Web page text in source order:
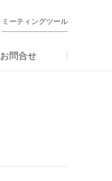
ミーティングツール
お問合せ